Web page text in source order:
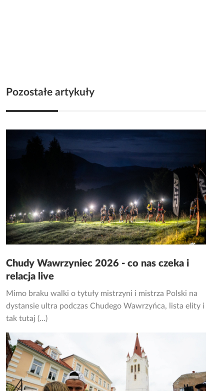
Pozostałe artykuły
Chudy Wawrzyniec 2026 - co nas czeka i
relacja live
Mimo braku walki o tytuły mistrzyni i mistrza Polski na
dystansie ultra podczas Chudego Wawrzyńca, lista elity i
tak tutaj (...)